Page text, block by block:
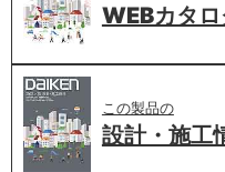
WEBカタ
この製品の
設計・施工